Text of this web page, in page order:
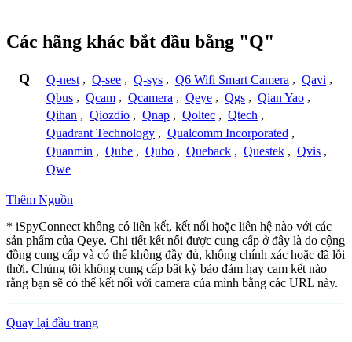
Các hãng khác bắt đầu bằng "Q"
Q Q-nest , Q-see , Q-sys , Q6 Wifi Smart Camera , Qavi ,
Qbus , Qcam , Qcamera , Qeye , Qgs , Qian Yao ,
Qihan , Qiozdio , Qnap , Qoltec , Qtech ,
Quadrant Technology , Qualcomm Incorporated ,
Quanmin , Qube , Qubo , Queback , Questek , Qvis ,
Qwe
Thêm Nguồn
* iSpyConnect không có liên kết, kết nối hoặc liên hệ nào với các
sản phẩm của Qeye. Chi tiết kết nối được cung cấp ở đây là do cộng
đồng cung cấp và có thể không đầy đủ, không chính xác hoặc đã lỗi
thời. Chúng tôi không cung cấp bất kỳ bảo đảm hay cam kết nào
rằng bạn sẽ có thể kết nối với camera của mình bằng các URL này.
Quay lại đầu trang